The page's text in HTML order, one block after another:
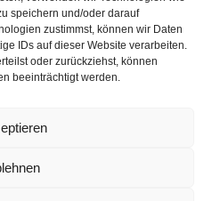
speichern und/oder darauf
zustimmst, können wir Daten
IDs auf dieser Website verarbeiten.
oder zurückziehst, können
beeinträchtigt werden.
Cookies zu